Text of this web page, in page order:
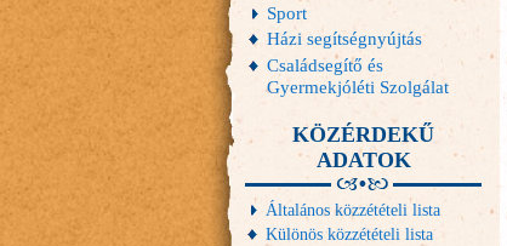
Sport
Házi segítségnyújtás
Családsegítő és
Gyermekjóléti Szolgálat
KÖZÉRDEKŰ
ADATOK
Általános közzétételi lista
Különös közzétételi lista